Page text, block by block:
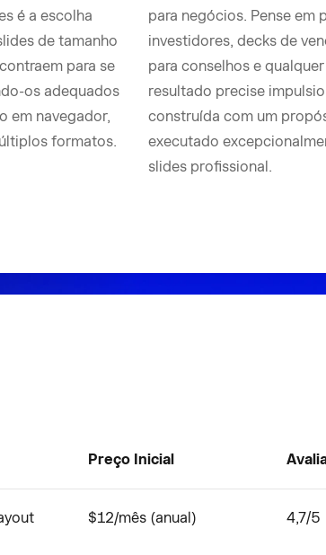
é a escolha
de tamanho
para se
os adequados
em navegador,
formatos.
para negócios. Pense em
investidores, decks de
para conselhos e
resultado precise
construída com um
executado
slides profissional.
Preço Inicial
$12/mês (anual) 4,7/5